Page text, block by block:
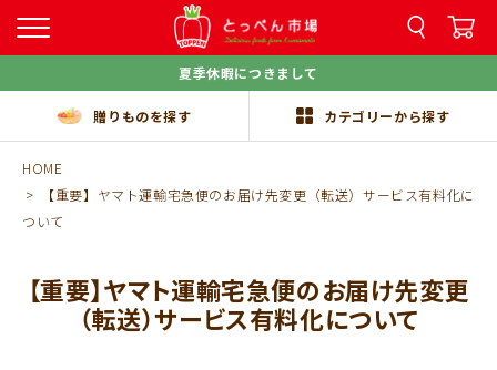
夏季休暇につきまして
贈りものを探す カテゴリーから探す
HOME
【重要】ヤマト運輸宅急便のお届け先変更（転送）サービス有料化に
ついて
【重要】ヤマト運輸宅急便のお届け先変更
（転送）サービス有料化について